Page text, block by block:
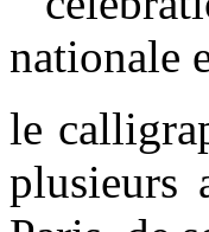
nationale
le
plusieurs